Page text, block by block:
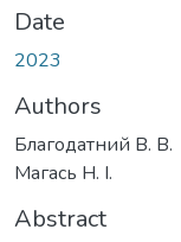
Date
2023
Authors
Благодатний В. В.
Магась Н. І.
Abstract